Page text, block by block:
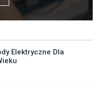
Elektryczne Dla